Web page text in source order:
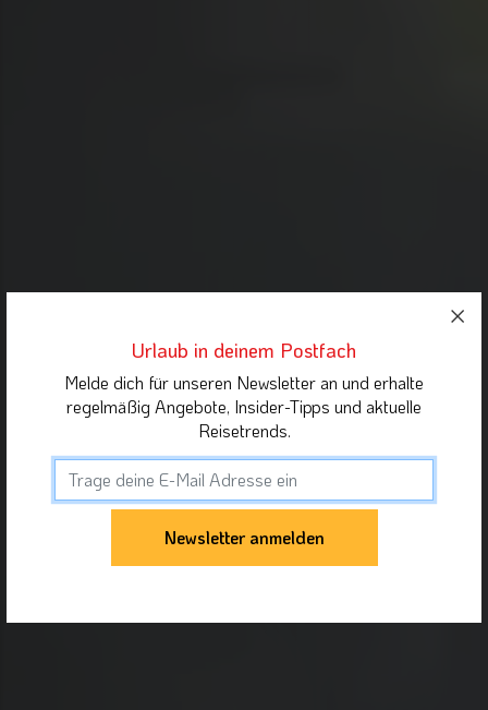
Urlaub in deinem Postfach
Melde dich für unseren Newsletter an und erhalte
regelmäßig Angebote, Insider-Tipps und aktuelle
Reisetrends.